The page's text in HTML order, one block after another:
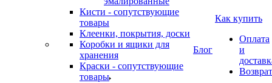
Кисти - сопутствующие
товары
Клеенки, покрытия, доски
Коробки и ящики для
хранения
Краски - сопутствующие
товары
Блог
Как купить
Оплата
и
Возврат